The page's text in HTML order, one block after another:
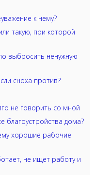
к нему?
такую, при которой
выбросить ненужную
сноха против?
не говорить со мной
благоустройства дома?
хорошие рабочие
не ищет работу и